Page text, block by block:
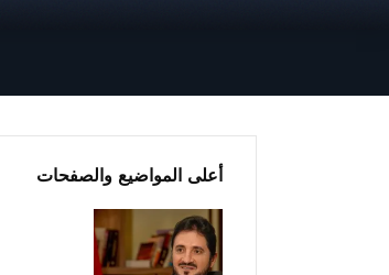
أعلى المواضيع والصفحات